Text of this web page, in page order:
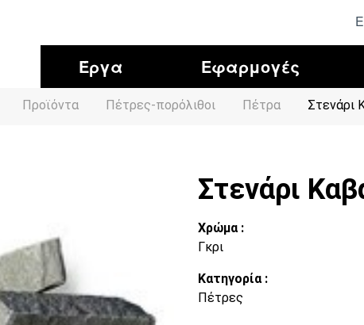
Έργα Εφαρμογές
Προϊόντα Πέτρες-πορόλιθοι Πέτρα Στενάρι
Στενάρι
Χρώμα :
Γκρι
Κατηγορία :
Πέτρες